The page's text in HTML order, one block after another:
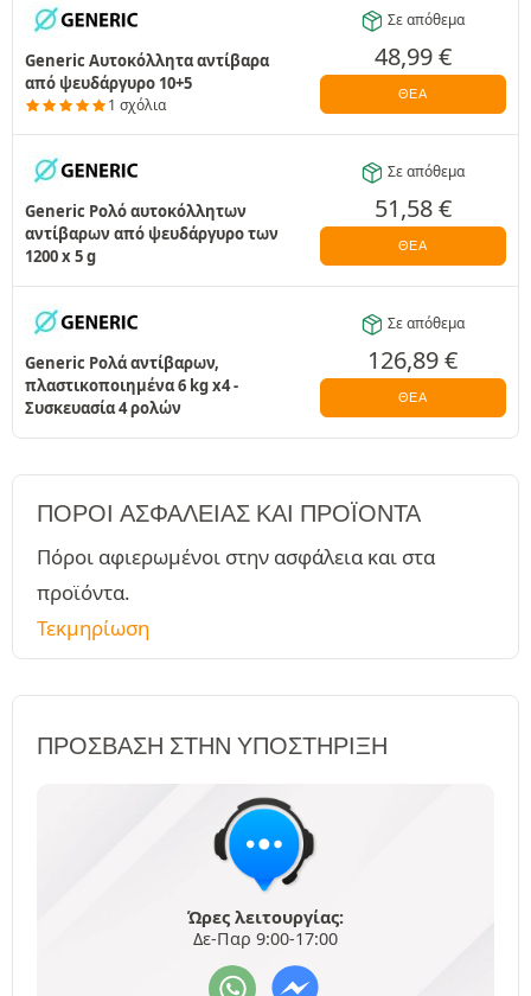
Generic Αυτοκόλλητα αντίβαρα
από ψευδάργυρο 10+5
1 σχόλια
Σε απόθεμα
48,99€
ΘΈΑ
Generic Ρολό αυτοκόλλητων
αντίβαρων από ψευδάργυρο των
1200 x 5 g
Σε απόθεμα
51,58€
ΘΈΑ
Generic Ρολά αντίβαρων,
πλαστικοποιημένα 6 kg x4 -
Συσκευασία 4 ρολών
Σε απόθεμα
126,89€
ΘΈΑ
ΠΌΡΟΙ ΑΣΦΑΛΕΊΑΣ ΚΑΙ ΠΡΟΪΌΝΤΑ
Πόροι αφιερωμένοι στην ασφάλεια και στα
προϊόντα.
Τεκμηρίωση
ΠΡΌΣΒΑΣΗ ΣΤΗΝ ΥΠΟΣΤΉΡΙΞΗ
Ώρες λειτουργίας:
Δε-Παρ 9:00-17:00